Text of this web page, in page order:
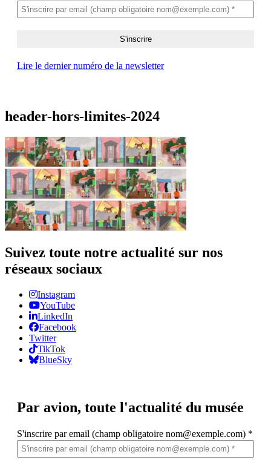
Lire le dernier numéro de la newsletter
header-hors-limites-2024
Suivez toute notre actualité sur nos
réseaux sociaux
Instagram
YouTube
LinkedIn
Facebook
Twitter
TikTok
BlueSky
Par avion, toute l'actualité du musée
S'inscrire par email (champ obligatoire nom@exemple.com) *